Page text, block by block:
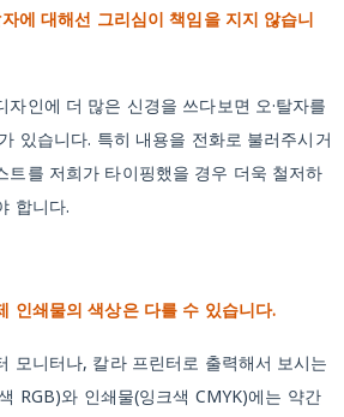
에 대해선 그리심이 책임을 지지 않습니
자인에 더 많은 신경을 쓰다보면 오·탈자를
있습니다. 특히 내용을 전화로 불러주시거
트를 저희가 타이핑했을 경우 더욱 철저하
합니다.
인쇄물의 색상은 다를 수 있습니다.
모니터나, 칼라 프린터로 출력해서 보시는
RGB)와 인쇄물(잉크색 CMYK)에는 약간